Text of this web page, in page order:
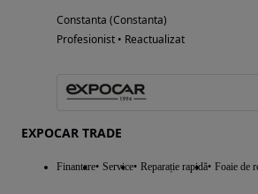
Constanta (Constanta)
Profesionist • Reactualizat
EXPOCAR TRADE
Finantare Service Reparație rapidă Foaie de